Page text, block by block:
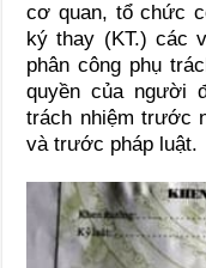
cơ quan, tổ chức
ký thay (KT.) các
phân công phụ
quyền của người
trách nhiệm trước
và trước pháp luật.